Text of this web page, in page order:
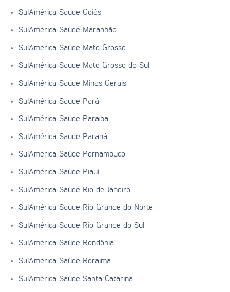
SulAmérica Saúde Goiás
SulAmérica Saúde Maranhão
SulAmérica Saúde Mato Grosso
SulAmérica Saúde Mato Grosso do Sul
SulAmérica Saúde Minas Gerais
SulAmérica Saúde Pará
SulAmérica Saúde Paraíba
SulAmérica Saúde Paraná
SulAmérica Saúde Pernambuco
SulAmérica Saúde Piauí
SulAmérica Saúde Rio de Janeiro
SulAmérica Saúde Rio Grande do Norte
SulAmérica Saúde Rio Grande do Sul
SulAmérica Saúde Rondônia
SulAmérica Saúde Roraima
SulAmérica Saúde Santa Catarina